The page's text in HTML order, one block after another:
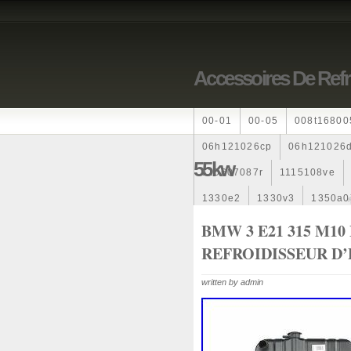
Accessoires De
00-01 00-05
06h121026cp
110607087r 1115108ve
1330e2 1330v3
1355d300195
163369-38070
1985-1987 1990-1997
55kw
BMW 3 E21 315
REFROIDISSEUR
written by admin